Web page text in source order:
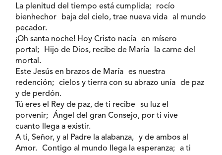
La plenitud del tiempo está cumplida; rocío
bienhechor baja del cielo, trae nueva vida al mundo
pecador.
¡Oh santa noche! Hoy Cristo nacía en mísero
portal; Hijo de Dios, recibe de María la carne del
mortal.
Este Jesús en brazos de María es nuestra
redención; cielos y tierra con su abrazo unía de paz
y de perdón.
Tú eres el Rey de paz, de ti recibe su luz el
porvenir; Ángel del gran Consejo, por ti vive
cuanto llega a existir.
A ti, Señor, y al Padre la alabanza, y de ambos al
Amor. Contigo al mundo llega la esperanza; a ti